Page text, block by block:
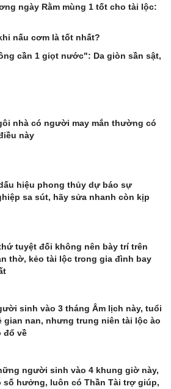
ngày Rằm mùng 1 tốt cho tài lộc:
nấu cơm là tốt nhất?
cần 1 giọt nước": Da giòn sần sật,
nhà có người may mắn thường có
này
hiệu phong thủy dự báo sự
sa sút, hãy sửa nhanh còn kịp
tuyệt đối không nên bày trí trên
thờ, kẻo tài lộc trong gia đình bay
sinh vào 3 tháng Âm lịch này, tuổi
gian nan, nhưng trung niên tài lộc ào
đổ về
người sinh vào 4 khung giờ này,
số hưởng, luôn có Thần Tài trợ giúp,